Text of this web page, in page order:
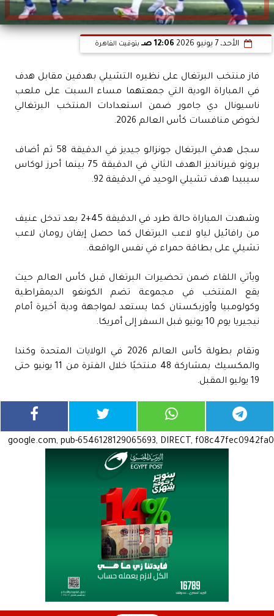
الأحد، 7 يونيو 2026 12:06 صـ بتوقيت القاهرة
فاز منتخب البرتغال على نظيره التشيلي بهدفين مقابل هدف
في المباراة الودية التي جمعتهما مساء السبت على ملعب
ناسيونال دي جامور ضمن استعدادات المنتخب البرتغالي
لخوض منافسات كأس العالم 2026.
سجل هدفي البرتغال جونزالو جيديز في الدقيقة 58 ثم أضاف
برونو فيرنانديز الهدف الثاني في الدقيقة 75 بينما أحرز لوكاس
سيبيدا هدف تشيلي الوحيد في الدقيقة 92.
وشهدت المباراة حالة طرد في الدقيقة 45+2 بعد تدخل عنيف
من رافائيل لياو لاعب البرتغال كما حصل إيفان رومان لاعب
تشيلي على بطاقة حمراء في نفس الواقعة.
ويأتي اللقاء ضمن تحضيرات البرتغال قبل كأس العالم حيث
يقع المنتخب في مجموعة تضم الكونغو الديمقراطية
وكولومبيا وأوزبكستان كما يستعد لمواجهة ودية أخيرة أمام
نيجيريا يوم 10 يونيو قبل السفر إلى أمريكا.
وتقام بطولة كأس العالم 2026 في الولايات المتحدة وكندا
والمكسيك بمشاركة 48 منتخبًا خلال الفترة من 11 يونيو حتى
19 يوليو المقبل.
google.com, pub-6546128129065693, DIRECT, f08c47fec0942fa0